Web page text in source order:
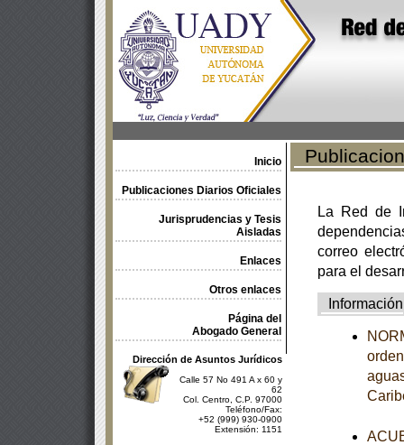
Inicio
Publicaciones Diarios Oficiales
Jurisprudencias y Tesis
Aisladas
Enlaces
Otros enlaces
Página del
Abogado General
Dirección de Asuntos Jurídicos
Calle 57 No 491 A x 60 y
62
Col. Centro, C.P. 97000
Teléfono/Fax:
+52 (999) 930-0900
Extensión: 1151
La Red de
correo
para el
Información